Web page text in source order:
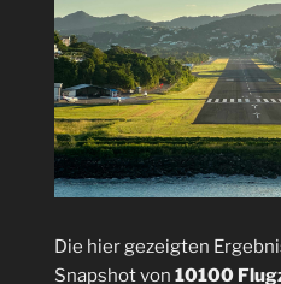
Die hier gezeigten
Snapshot von 10100